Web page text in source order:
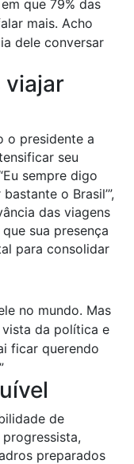
que 79% das
mais. Acho
dele conversar
viajar
o presidente a
seu
sempre digo
o Brasil’”,
das viagens
sua presença
para consolidar
no mundo. Mas
da política e
ficar querendo
de
preparados